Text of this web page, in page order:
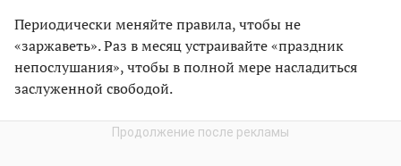
Периодически меняйте правила, чтобы не
«заржаветь». Раз в месяц устраивайте «праздник
непослушания», чтобы в полной мере насладиться
заслуженной свободой.